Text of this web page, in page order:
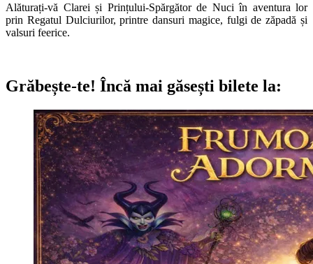
Alăturați-vă Clarei și Prințului-Spărgător de Nuci în aventura lor
prin Regatul Dulciurilor, printre dansuri magice, fulgi de zăpadă și
valsuri feerice.
Grăbește-te! Încă mai găsești bilete la: